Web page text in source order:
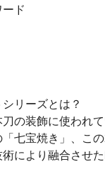
ド
リーズとは？
の装飾に使われ
七宝焼き」、こ
により融合させ